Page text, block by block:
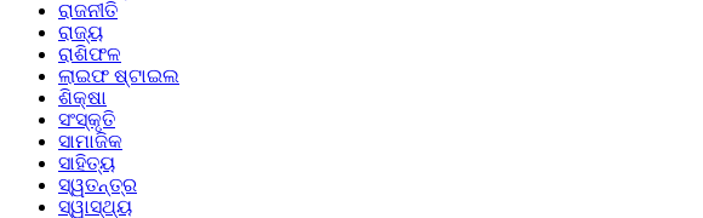
ରାଜନୀତି
ରାଜ୍ୟ
ରାଶିଫଳ
ଲାଇଫ ଷ୍ଟାଇଲ
ଶିକ୍ଷା
ସଂସ୍କୃତି
ସାମାଜିକ
ସାହିତ୍ୟ
ସ୍ୱତନ୍ତ୍ର
ସ୍ୱାସ୍ଥ୍ୟ